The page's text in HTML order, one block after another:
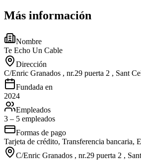
Más información
Nombre
Te Echo Un Cable
Dirección
C/Enric Granados , nr.29 puerta 2 , Sant
Fundada en
2024
Empleados
3 – 5 empleados
Formas de pago
Tarjeta de crédito, Transferencia bancaria,
C/Enric Granados , nr.29 puerta 2 ,